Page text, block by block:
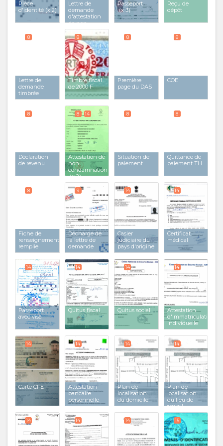
Pièce
d'identité (x 2)
Lettre de
demande
d'attestation
de non
condamnation
Passeport
(x 3)
Reçu de
dépôt
Lettre de
demande
timbrée
8
Timbre fiscal
de 2000 F
8
Première
page du DAS
8
COE
8
Déclaration
de revenu
8
Attestation de
non
condamnation
(x 2)
8 14
Situation de
paiement
8
Quittance de
paiement TH
8
Fiche de
renseignements
remplie
8
Décharge de
la lettre de
demande
9
Casier
judiciaire du
pays d'origine
14
Certificat
médical
14
Passeport
avec visa
14
Quitus fiscal
14
Quitus social
14
Attestation
d'immatriculation
individuelle
14
Carte CFE
14
Attestation
bancaire
personnelle
14
Plan de
localisation
du domicile
14
Plan de
localisation
du lieu de
travail
14
14 14 14 15